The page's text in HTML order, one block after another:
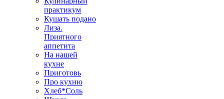
практикум
Кушать подано
Лиза.
Приятного
аппетита
На нашей
кухне
Приготовь
Про кухню
Хлеб*Соль